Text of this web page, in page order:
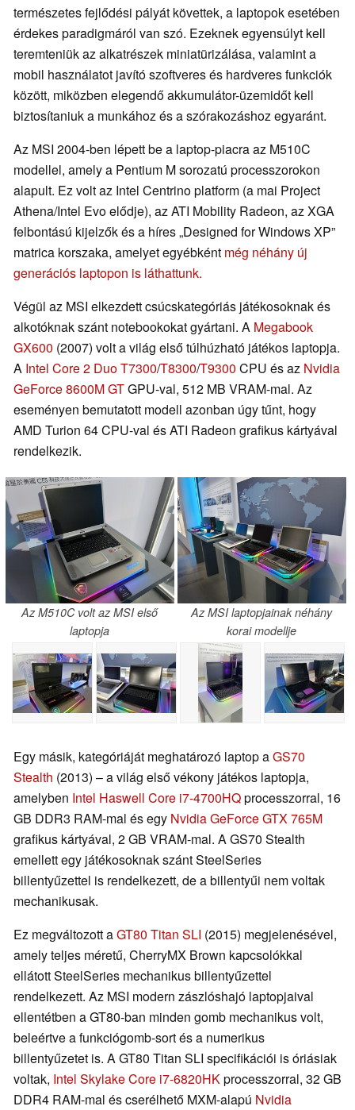
természetes fejlődési pályát követtek, a laptopok esetében
érdekes paradigmáról van szó. Ezeknek egyensúlyt kell
teremteniük az alkatrészek miniatürizálása, valamint a
mobil használatot javító szoftveres és hardveres funkciók
között, miközben elegendő akkumulátor-üzemidőt kell
biztosítaniuk a munkához és a szórakozáshoz egyaránt.
Az MSI 2004-ben lépett be a laptop-piacra az M510C
modellel, amely a Pentium M sorozatú processzorokon
alapult. Ez volt az Intel Centrino platform (a mai Project
Athena/Intel Evo elődje), az ATI Mobility Radeon, az XGA
felbontású kijelzők és a híres „Designed for Windows XP”
matrica korszaka, amelyet egyébként még néhány új
generációs laptopon is láthattunk.
Végül az MSI elkezdett csúcskategóriás játékosoknak és
alkotóknak szánt notebookokat gyártani. A Megabook
GX600 (2007) volt a világ első túlhúzható játékos laptopja.
A Intel Core 2 Duo T7300/T8300/T9300 CPU és az Nvidia
GeForce 8600M GTGPU-val, 512 MB VRAM-mal. Az
eseményen bemutatott modell azonban úgy tűnt, hogy
AMD Turion 64 CPU-val és ATI Radeon grafikus kártyával
rendelkezik.
Az M510C volt az MSI első
laptopja
Az MSI laptopjainak néhány
korai modellje
Egy másik, kategóriáját meghatározó laptop aGS70
Stealth (2013) – a világ első vékony játékos laptopja,
amelyben Intel Haswell Core i7-4700HQprocesszorral, 16
GB DDR3 RAM-mal és egy Nvidia GeForce GTX 765M
grafikus kártyával, 2 GB VRAM-mal. A GS70 Stealth
emellett egy játékosoknak szánt SteelSeries
billentyűzettel is rendelkezett, de a billentyűi nem voltak
mechanikusak.
Ez megváltozott aGT80 Titan SLI (2015) megjelenésével,
amely teljes méretű, CherryMX Brown kapcsolókkal
ellátott SteelSeries mechanikus billentyűzettel
rendelkezett. Az MSI modern zászlóshajó laptopjaival
ellentétben a GT80-ban minden gomb mechanikus volt,
beleértve a funkciógomb-sort és a numerikus
billentyűzetet is. A GT80 Titan SLI specifikációi is óriásiak
voltak, Intel Skylake Core i7-6820HKprocesszorral, 32 GB
DDR4 RAM-mal és cserélhető MXM-alapú Nvidia